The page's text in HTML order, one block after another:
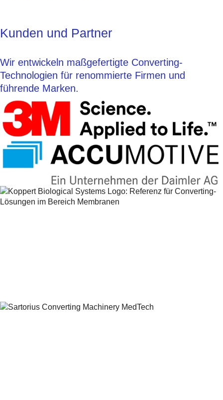
Kunden und Partner
Wir entwickeln maßgefertigte Converting-
Technologien für renommierte Firmen und
führende Marken.